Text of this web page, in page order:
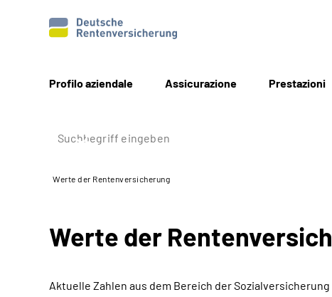
Profilo aziendale Assicurazione Prestazioni
Werte der Rentenversicherung
Werte der
Aktuelle Zahlen aus dem Bereich der Sozialversicherung